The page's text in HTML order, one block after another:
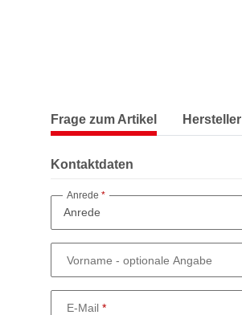
Frage zum Artikel Hersteller
Kontaktdaten
Anrede
Vorname - optionale Angabe
E-Mail